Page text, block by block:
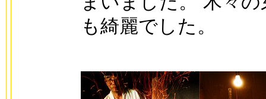
も綺麗でした。